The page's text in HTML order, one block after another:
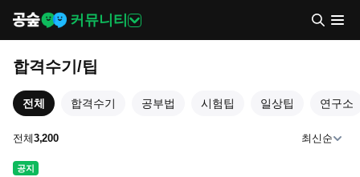
커뮤니티
합격수기/팁
전체 합격수기 공부법 시험팁 일상팁 연구소
전체3,200 최신순
공지